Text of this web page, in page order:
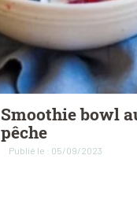
Smoothie bowl
pêche
Publié le : 05/09/2023